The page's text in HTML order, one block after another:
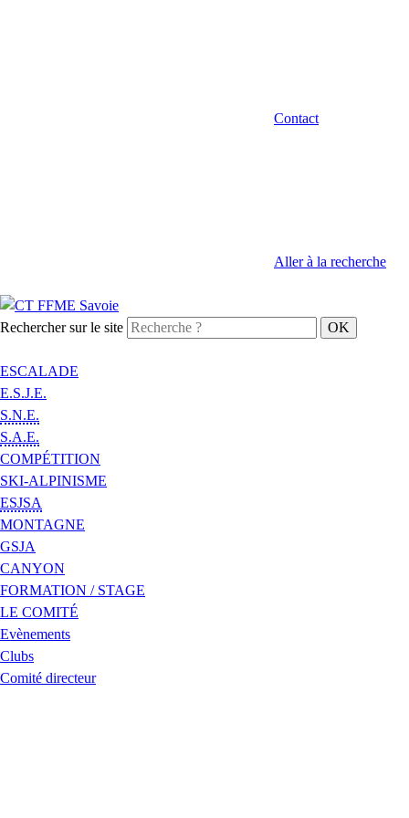
Contact
Aller à la recherche
Rechercher sur le site
ESCALADE
E.S.J.E.
S.N.E.
S.A.E.
COMPÉTITION
SKI-ALPINISME
ESJSA
MONTAGNE
GSJA
CANYON
FORMATION / STAGE
LE COMITÉ
Evènements
Clubs
Comité directeur